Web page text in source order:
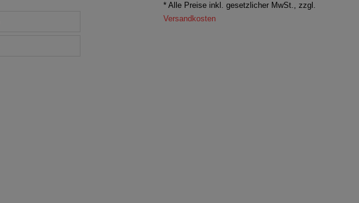
* Alle Preise inkl. gesetzlicher MwSt., zzgl.
Versandkosten